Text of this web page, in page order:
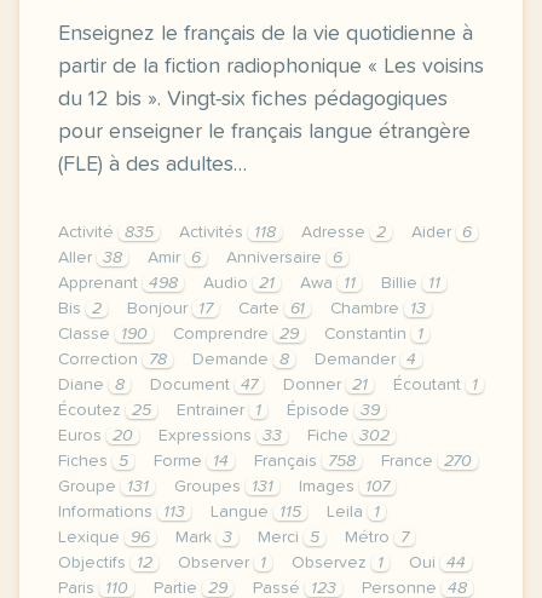
Enseignez le français de la vie quotidienne à
partir de la fiction radiophonique « Les voisins
du 12 bis ». Vingt-six fiches pédagogiques
pour enseigner le français langue étrangère
(FLE) à des adultes…
Activité 835 Activités 118 Adresse 2 Aider
6
Aller
38 Amir 6 Anniversaire
6
Apprenant
498 Audio 21 Awa 11 Billie
11
Bis
2 Bonjour 17 Carte 61 Chambre
13
Classe
190 Comprendre 29 Constantin
1
Correction
78 Demande 8 Demander
4
Diane
8 Document 47 Donner 21 Écoutant
1
Écoutez
25 Entrainer 1 Épisode
39
Euros
20 Expressions 33 Fiche
302
Fiches
5 Forme 14 Français 758 France
270
Groupe
131 Groupes 131 Images
107
Informations
113 Langue 115 Leila
1
Lexique
96 Mark 3 Merci 5 Métro
7
Objectifs
12 Observer 1 Observez 1 Oui
44
Paris
110 Partie 29 Passé 123 Personne 48